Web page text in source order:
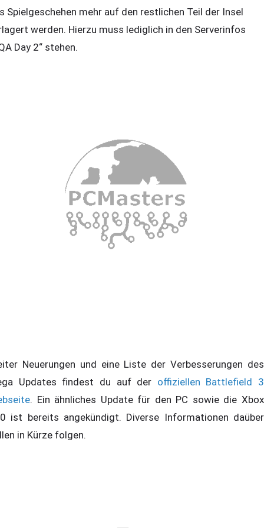
Spielgeschehen mehr auf den restlichen Teil der Insel
werden. Hierzu muss lediglich in den Serverinfos
Day 2“ stehen.
Neuerungen und eine Liste der Verbesserungen des
Updates findest du auf der offiziellen Battlefield 3
. Ein ähnliches Update für den PC sowie die Xbox
ist bereits angekündigt. Diverse Informationen daüber
in Kürze folgen.